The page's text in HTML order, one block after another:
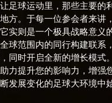
足球运动里，那些主要的
方。于每一位参会者来讲
实则是一个极具战略意义
球范围内的同行构建联系
同时开启全新的增长模式
力提升您的影响力，增强
发展变化的足球大环境中